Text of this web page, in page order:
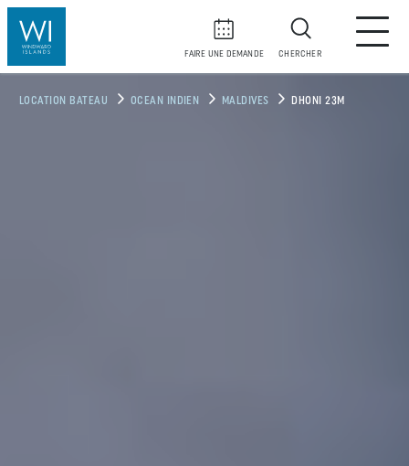
FAIRE UNE DEMANDE CHERCHER
LOCATION BATEAU OCEAN INDIEN MALDIVES DHONI 23M